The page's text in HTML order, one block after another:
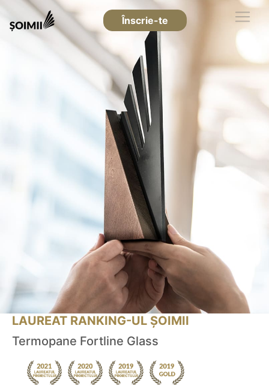
Înscrie-te
LAUREAT RANKING-UL ȘOIMII
Termopane Fortline Glass